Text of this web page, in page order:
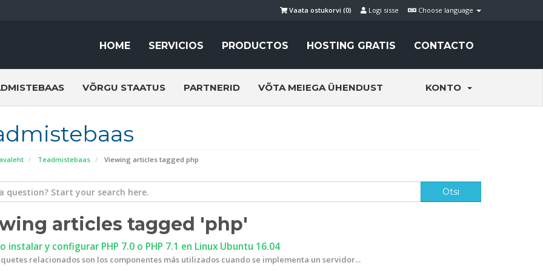
Choose language
Logi sisse
Vaata ostukorvi (0)
HOME SERVICIOS PRODUCTOS HOSTING GRATIS CONTACTO
VÕRGU STAATUS PARTNERID VÕTA MEIEGA ÜHENDUST KONTO
Teadmistebaas Viewing articles tagged php
articles tagged 'php'
instalar y configurar PHP 7.0 o PHP 7.1 en Linux Ubuntu 16.04
relacionados son los componentes más utilizados cuando se implementa un servidor...